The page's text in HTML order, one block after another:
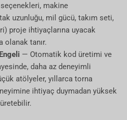
makine
uzunluğu, mil gücü, takım seti,
proje ihtiyaçlarına uyacak
olanak tanır.
— Otomatik kod üretimi ve
daha az deneyimli
atölyeler, yıllarca torna
ihtiyaç duymadan yüksek